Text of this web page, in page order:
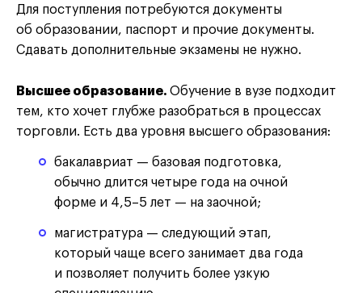
Для поступления потребуются документы
об образовании, паспорт и прочие документы.
Сдавать дополнительные экзамены не нужно.
Высшее образование. Обучение в вузе подходит
тем, кто хочет глубже разобраться в процессах
торговли. Есть два уровня высшего образования:
бакалавриат — базовая подготовка,
обычно длится четыре года на очной
форме и 4,5–5 лет — на заочной;
магистратура — следующий этап,
который чаще всего занимает два года
и позволяет получить более узкую